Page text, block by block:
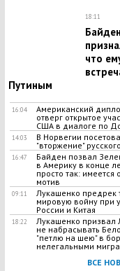
18:11
Байден
что
Путиным
16:04
Американский
отверг открытое
США в диалоге по
14:03
В Норвегии
"вторжение"
16:47
Байден позвал
в Америку в конце
просто так: имеется
мотив
09:11
Лукашенко предрек
мировую войну при
России и Китая
18:22
Лукашенко призвал
не набрасывать
"петлю на шею" в
нелегальными
ВСЕ